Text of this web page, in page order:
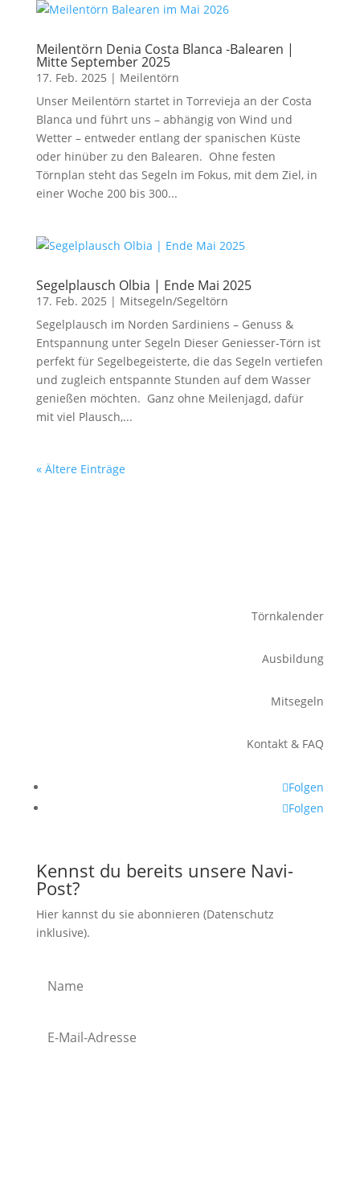
Meilentörn Denia Costa Blanca -Balearen |
Mitte September 2025
17. Feb. 2025 | Meilentörn
Unser Meilentörn startet in Torrevieja an der Costa
Blanca und führt uns – abhängig von Wind und
Wetter – entweder entlang der spanischen Küste
oder hinüber zu den Balearen. Ohne festen
Törnplan steht das Segeln im Fokus, mit dem Ziel, in
einer Woche 200 bis 300...
Segelplausch Olbia | Ende Mai 2025
17. Feb. 2025 | Mitsegeln/Segeltörn
Segelplausch im Norden Sardiniens – Genuss &
Entspannung unter Segeln Dieser Geniesser-Törn ist
perfekt für Segelbegeisterte, die das Segeln vertiefen
und zugleich entspannte Stunden auf dem Wasser
genießen möchten. Ganz ohne Meilenjagd, dafür
mit viel Plausch,...
« Ältere Einträge
Törnkalender
Ausbildung
Mitsegeln
Kontakt & FAQ
Folgen
Folgen
Kennst du bereits unsere Navi-
Post?
Hier kannst du sie abonnieren (Datenschutz
inklusive).